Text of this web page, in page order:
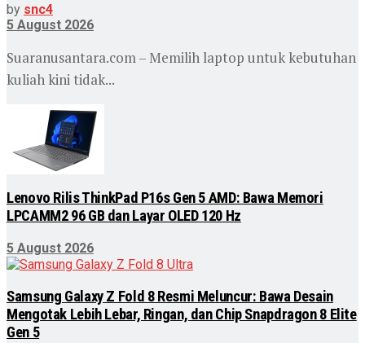
by snc4
5 August 2026
Suaranusantara.com – Memilih laptop untuk kebutuhan
kuliah kini tidak...
Lenovo Rilis ThinkPad P16s Gen 5 AMD: Bawa Memori
LPCAMM2 96 GB dan Layar OLED 120 Hz
5 August 2026
Samsung Galaxy Z Fold 8 Resmi Meluncur: Bawa Desain
Mengotak Lebih Lebar, Ringan, dan Chip Snapdragon 8 Elite
Gen 5